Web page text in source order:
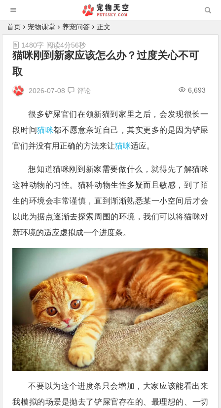
首页 宠物课堂 养宠问答 正文
猫咪刚到新家应该怎么办？过度关心不可
取
2026-07-08 评论 6,693
1480字 阅读4分56秒
很多铲屎官们在领新猫到家里之后，会发现很长一
段时间猫咪都不愿意亲近自己，其实更多的是因为铲屎
官们并没有用正确的方法来让猫咪适应。
想知道猫咪刚到新家需要做什么，就得先了解猫咪
这种动物的习性。猫科动物生性多疑而且敏感，到了陌
生的环境会非常谨慎，直到渐渐熟悉某一小空间后才会
以此为据点逐渐去探索周围的环境，我们可以将猫咪对
新环境的适应虚拟成一个进度条。
不要以为这个进度条只会增加，大家应该能看出来
我模拟的场景是抛去了铲屎官存在的、最理想的、一切